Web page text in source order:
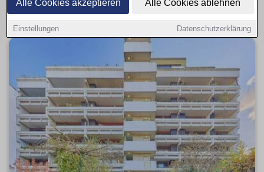
Alle Cookies akzeptieren Alle Cookies ablehnen
Einstellungen Datenschutzerklärung
Neubau
Bestand.